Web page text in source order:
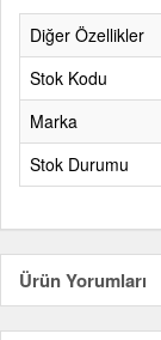
Diğer Özellikler
Stok Kodu
Marka
Stok Durumu
Ürün Yorumları